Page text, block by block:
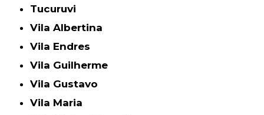
Tucuruvi
Vila Albertina
Vila Endres
Vila Guilherme
Vila Gustavo
Vila Maria